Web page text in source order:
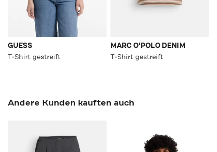
GUESS
T-Shirt gestreift
MARC O'POLO DENIM
T-Shirt gestreift
Andere Kunden kauften auch